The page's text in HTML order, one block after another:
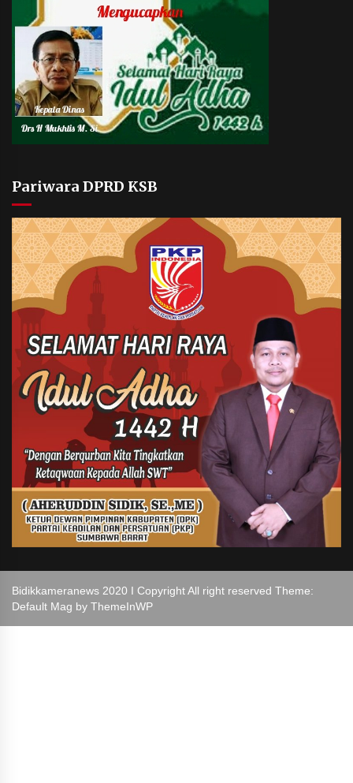
Pariwara DPRD KSB
Bidikkameranews 2020 I Copyright All right reserved Theme:
Default Mag by ThemeInWP